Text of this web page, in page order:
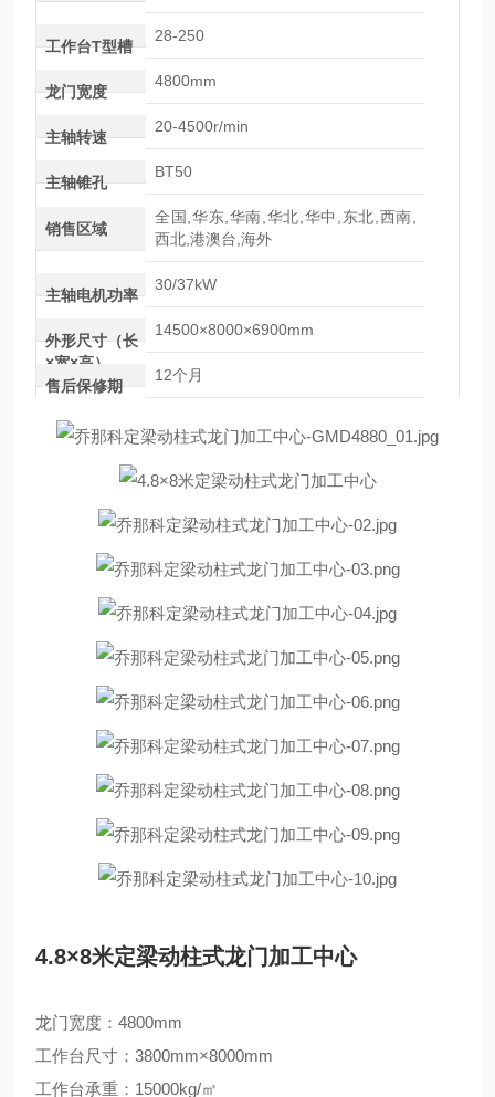
工作台T型槽
28-250
龙门宽度
4800mm
主轴转速
20-4500r/min
主轴锥孔
BT50
销售区域
全国,华东,华南,华北,华中,东北,西南,
西北,港澳台,海外
主轴电机功率
30/37kW
外形尺寸（长
×宽×高）
14500×8000×6900mm
售后保修期
12个月
4.8×8米定梁动柱式龙门加工中心
龙门宽度：4800mm
工作台尺寸：3800mm×8000mm
工作台承重：15000kg/㎡